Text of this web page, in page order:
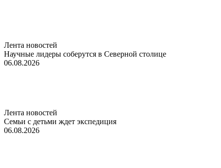
Лента новостей
Научные лидеры соберутся в Северной столице
06.08.2026
Лента новостей
Семьи с детьми ждет экспедиция
06.08.2026